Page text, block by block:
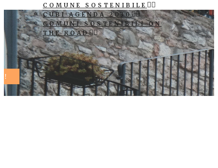
COMUNE SOSTENIBILE
CUBI AGENDA 2030
COMUNI SOSTENIBILI ON
THE ROAD